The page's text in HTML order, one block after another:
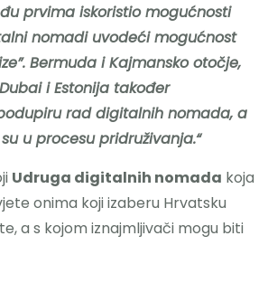
prvima iskoristio mogućnosti
nomadi uvodeći mogućnost
Bermuda i Kajmansko otočje,
i Estonija također
rad digitalnih nomada, a
u procesu pridruživanja.“
Udruga digitalnih nomada koja
onima koji izaberu Hrvatsku
a s kojom iznajmljivači mogu biti